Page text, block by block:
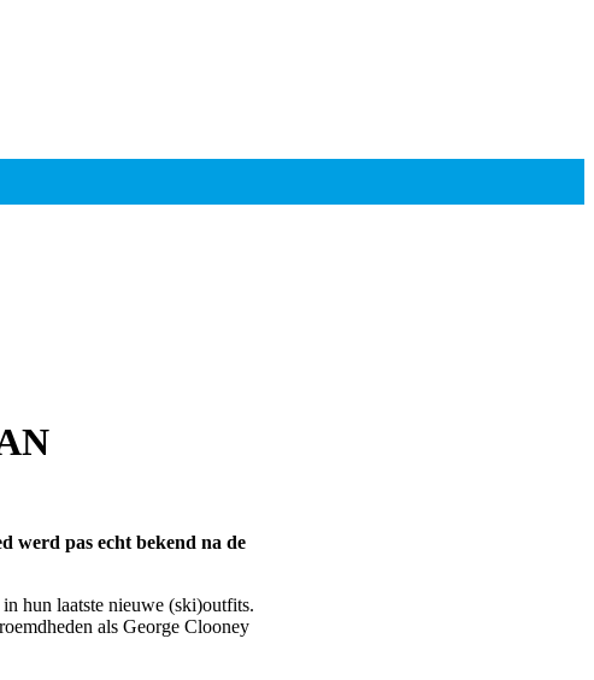
werd pas echt bekend na de
hun laatste nieuwe (ski)outfits.
als George Clooney